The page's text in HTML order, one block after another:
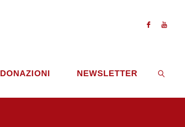
DONAZIONI NEWSLETTER